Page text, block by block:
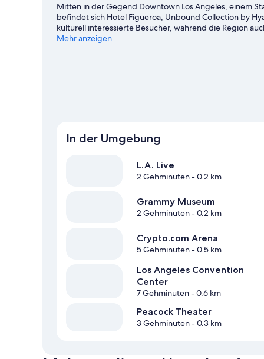
Mitten in der Gegend Downtown Los Angeles, einem
befindet sich Hotel Figueroa, Unbound Collection by
kulturell interessierte Besucher, während die Region
spannendes Event? Dann schau doch mal in den
Mehr anzeigen
In der Umgebung
L.A. Live
2 Gehminuten- 0.2 km
Grammy Museum
2 Gehminuten- 0.2 km
Crypto.com Arena
5 Gehminuten- 0.5 km
Los Angeles Convention
Center
7 Gehminuten- 0.6 km
Peacock Theater
3 Gehminuten- 0.3 km